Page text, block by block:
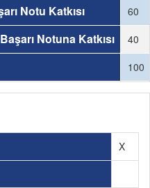
Notu Katkısı 60
Notuna Katkısı 40
100
X